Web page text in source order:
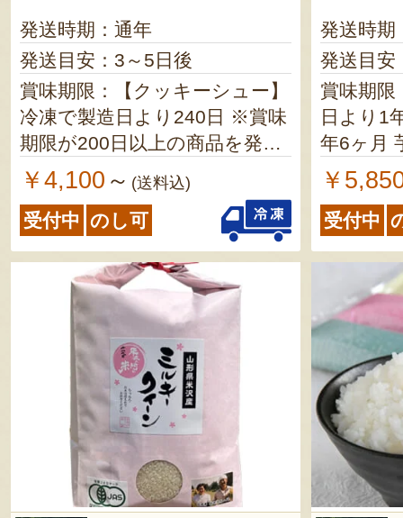
発送時期：通年
発送目安：3～5日後
賞味期限：【クッキーシュー】
冷凍で製造日より240日 ※賞味
期限が200日以上の商品を発送
します 【日本茶】 製造日より1
年 ※賞味期限が8ヶ月以上の商
品を発送します
￥4,100 ～ (送料込)
受付中 のし可
発送時期
発送目安
賞味期限
日より1年 つゆ／製造日
年6ヶ月 芋煮／製造日より1年
玉こん
月
￥
受付中